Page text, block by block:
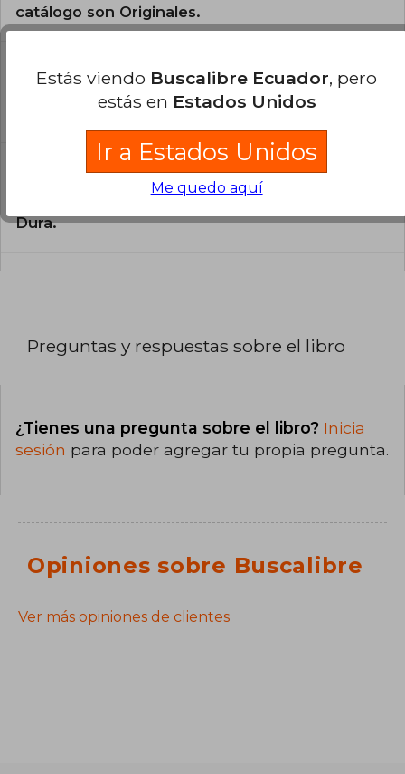
catálogo son Originales.
libro?
El libro está escrito en Español.
¿Cuál es la encuadernación de este libro?
La encuadernación de esta edición es Tapa
Dura.
Preguntas y respuestas sobre el libro
¿Tienes una pregunta sobre el libro? Inicia
sesión para poder agregar tu propia pregunta.
Opiniones sobre Buscalibre
Ver más opiniones de clientes
Estás viendo Buscalibre Ecuador, pero
estás en Estados Unidos
Ir a Estados Unidos
Me quedo aquí